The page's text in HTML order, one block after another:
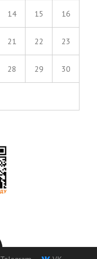
14 15 16
21 22 23
28 29 30